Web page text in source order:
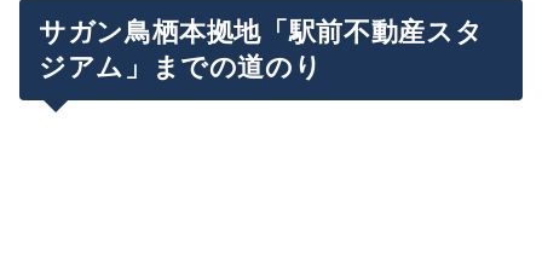
試合前の雰囲気
キックオフ
試合後の引退セレモニー
まとめ
サガン鳥栖本拠地「駅前不動産スタ
ジアム」までの道のり